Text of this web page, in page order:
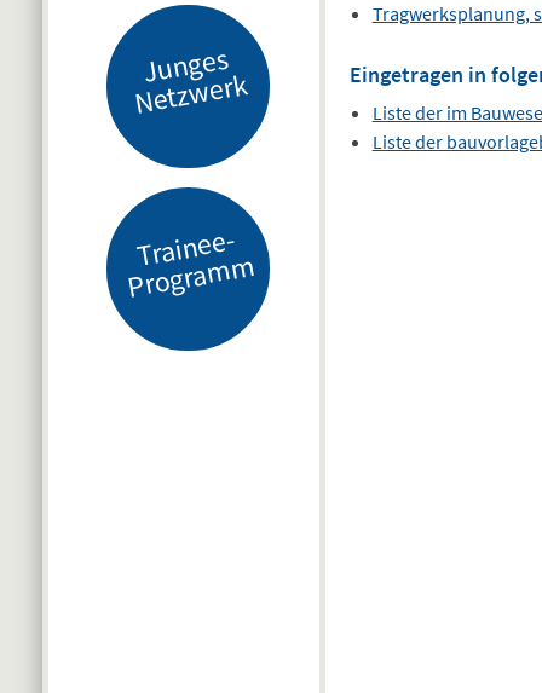
J
u
n
g
es
N
etz
w
er
k
Tr
ai
n
e
e-
Pr
o
gr
a
m
m
Tragwerksplanung,
Eingetragen in
Liste der im
Liste der